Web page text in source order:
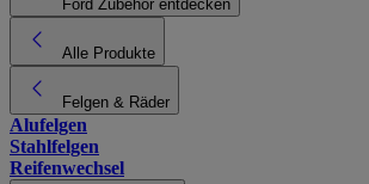
Ford Zubehör entdecken
Alle Produkte
Felgen & Räder
Alufelgen
Stahlfelgen
Reifenwechsel